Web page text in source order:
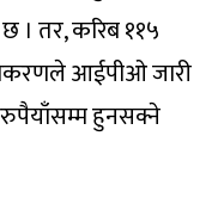
। तर, करिब ११५
आईपीओ जारी
रुपैयाँसम्म हुनसक्ने